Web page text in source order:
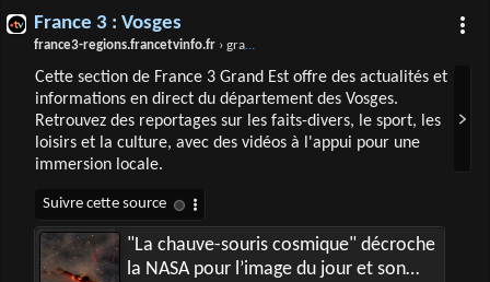
France 3 : Vosges
france3-regions.francetvinfo.fr › grand-est › vosges
Cette section de France 3 Grand Est offre des actualités et
informations en direct du département des Vosges.
Retrouvez des reportages sur les faits-divers, le sport, les
loisirs et la culture, avec des vidéos à l'appui pour une
immersion locale.
"La chauve-souris cosmique" décroche
la NASA pour l’image du jour et son